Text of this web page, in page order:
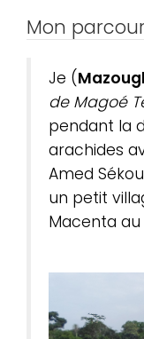
Mon
Je (
de Magoé
pendant la
arachides
Amed
un petit
Macenta au